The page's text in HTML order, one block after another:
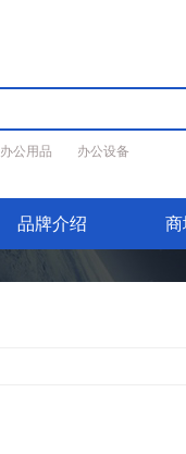
办公用品 办公设备
品牌介绍 商